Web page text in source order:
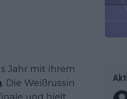
Jahr mit ihrem
. Die Weißrussin